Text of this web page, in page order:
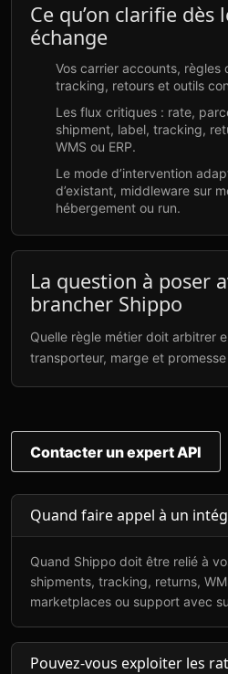
Ce qu’on clarifie dès
échange
Vos carrier accounts, règles
tracking, retours et outils
Les flux critiques : rate,
shipment, label, tracking,
WMS ou ERP.
Le mode d’intervention
d’existant, middleware sur
hébergement ou run.
La question à poser
brancher Shippo
Quelle règle métier doit arbitrer
transporteur, marge et
Contacter un expert API
Quand faire appel à un
Quand Shippo doit être relié à
shipments, tracking, returns,
marketplaces ou support avec
Pouvez-vous exploiter les